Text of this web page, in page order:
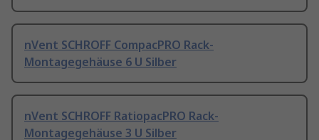
nVent SCHROFF CompacPRO Rack-
Montagegehäuse 6 U Silber
nVent SCHROFF RatiopacPRO Rack-
Montagegehäuse 3 U Silber